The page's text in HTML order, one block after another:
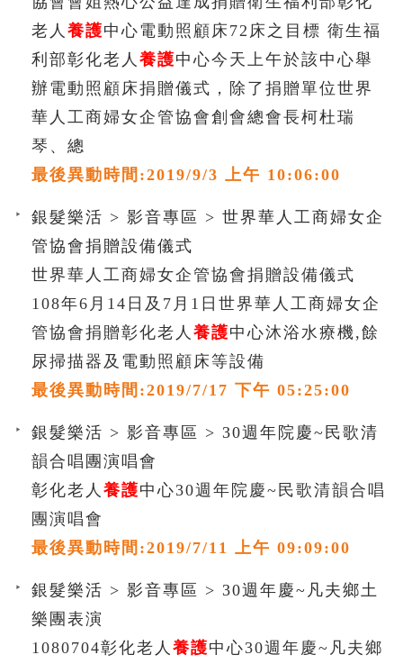
老人 養護中心電動照顧床72床之目標 衛生福
利部彰化老人 養護中心今天上午於該中心舉
辦電動照顧床捐贈儀式，除了捐贈單位世界
華人工商婦女企管協會創會總會長柯杜瑞
琴、總
最後異動時間:2019/9/3 上午 10:06:00
銀髮樂活 > 影音專區 > 世界華人工商婦女企
管協會捐贈設備儀式
世界華人工商婦女企管協會捐贈設備儀式
108年6月14日及7月1日世界華人工商婦女企
管協會捐贈彰化老人 養護中心沐浴水療機,餘
尿掃描器及電動照顧床等設備
最後異動時間:2019/7/17 下午 05:25:00
銀髮樂活 > 影音專區 > 30週年院慶~民歌清
韻合唱團演唱會
彰化老人 養護中心30週年院慶~民歌清韻合唱
團演唱會
最後異動時間:2019/7/11 上午 09:09:00
銀髮樂活 > 影音專區 > 30週年慶~凡夫鄉土
樂團表演
1080704彰化老人 養護中心30週年慶~凡夫鄉